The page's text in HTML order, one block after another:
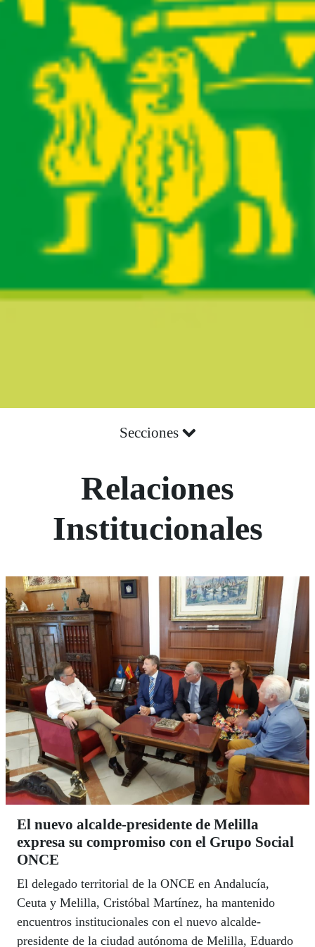
Secciones
Relaciones
Institucionales
El nuevo alcalde-presidente de Melilla
expresa su compromiso con el Grupo Social
ONCE
El delegado territorial de la ONCE en Andalucía,
Ceuta y Melilla, Cristóbal Martínez, ha mantenido
encuentros institucionales con el nuevo alcalde-
presidente de la ciudad autónoma de Melilla, Eduardo